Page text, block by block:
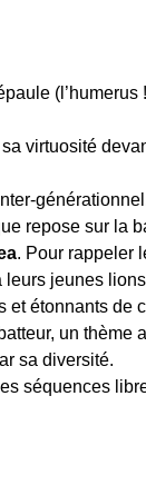
virtuosité
repose sur la
. Pour rappeler
jeunes
et étonnants de
un thème
sa diversité.
séquences